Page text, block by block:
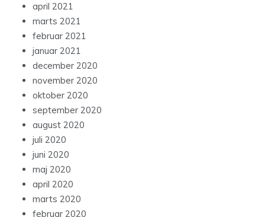
april 2021
marts 2021
februar 2021
januar 2021
december 2020
november 2020
oktober 2020
september 2020
august 2020
juli 2020
juni 2020
maj 2020
april 2020
marts 2020
februar 2020